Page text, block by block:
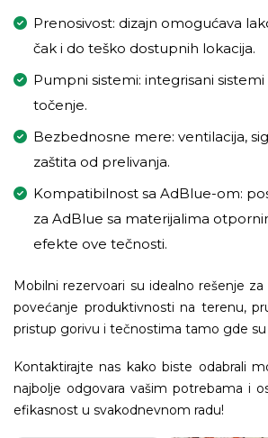
Prenosivost: dizajn omogućava
čak i do teško dostupnih lokacija.
Pumpni sistemi: integrisani
točenje.
Bezbednosne mere: ventilacija,
zaštita od prelivanja.
Kompatibilnost sa AdBlue-om:
za AdBlue sa materijalima
efekte ove tečnosti.
Mobilni rezervoari su idealno rešenje
povećanje produktivnosti na terenu,
pristup gorivu i tečnostima tamo gde su
Kontaktirajte nas kako biste odabrali
najbolje odgovara vašim potrebama i
efikasnost u svakodnevnom radu!